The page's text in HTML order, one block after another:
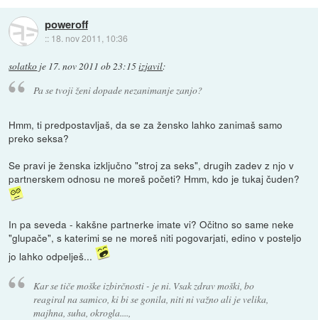
poweroff
:: 18. nov 2011, 10:36
solatko je 17. nov 2011 ob 23:15izjavil:
Pa se tvoji ženi dopade nezanimanje zanjo?
Hmm, ti predpostavljaš, da se za žensko lahko zanimaš samo
preko seksa?
Se pravi je ženska izključno "stroj za seks", drugih zadev z njo v
partnerskem odnosu ne moreš početi? Hmm, kdo je tukaj čuden?
In pa seveda - kakšne partnerke imate vi? Očitno so same neke
"glupače", s katerimi se ne moreš niti pogovarjati, edino v posteljo
jo lahko odpelješ...
Kar se tiče moške izbirčnosti - je ni. Vsak zdrav moški, bo
reagiral na samico, ki bi se gonila, niti ni važno ali je velika,
majhna, suha, okrogla....,